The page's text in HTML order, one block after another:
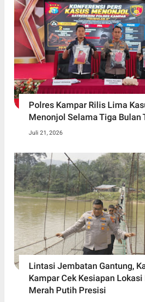
Polres Kampar Rilis Lima
Menonjol Selama Tiga Bulan
Juli 21, 2026
Lintasi Jembatan Gantung,
Kampar Cek Kesiapan Lokasi
Merah Putih Presisi